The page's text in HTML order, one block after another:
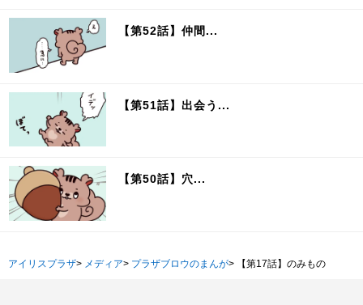
【第52話】仲間...
【第51話】出会う...
【第50話】穴...
アイリスプラザ> メディア> プラザブロウのまんが> 【第17話】のみもの